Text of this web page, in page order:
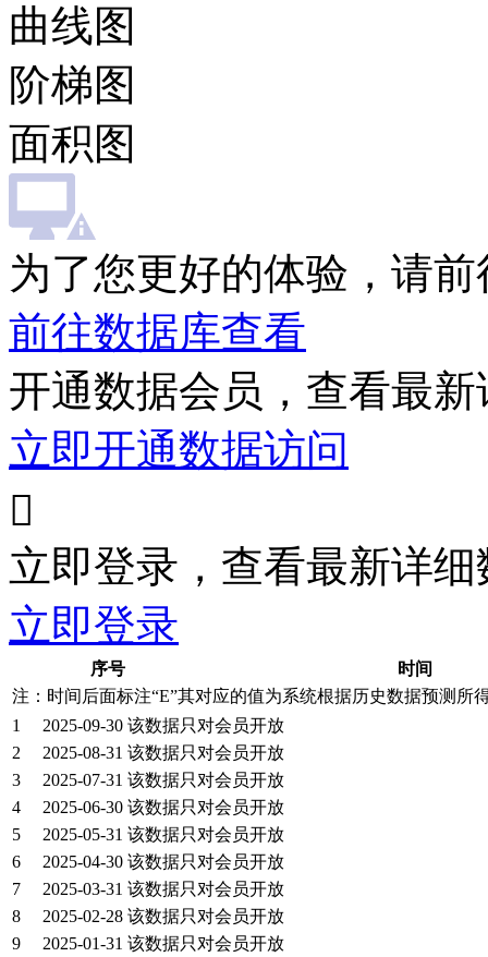
曲线图
阶梯图
面积图
为了您更好的体验，请
前往数据库查看
开通数据会员，查看最
立即开通数据访问

立即登录，查看最新详细
立即登录
序号
时间
注：时间后面标注“E”其对应的值为系统根据历史数据预测所
1
2025-09-30 该数据只对会员开放
2
2025-08-31 该数据只对会员开放
3
2025-07-31 该数据只对会员开放
4
2025-06-30 该数据只对会员开放
5
2025-05-31 该数据只对会员开放
6
2025-04-30 该数据只对会员开放
7
2025-03-31 该数据只对会员开放
8
2025-02-28 该数据只对会员开放
9
2025-01-31 该数据只对会员开放